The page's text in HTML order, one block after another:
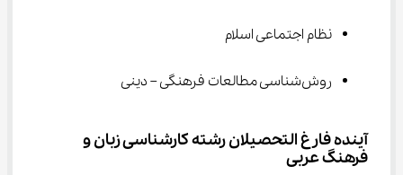
نظام اجتماعی اسلام
روش‌شناسی مطالعات فرهنگی – دینی
آینده فارغ التحصیلان رشته کارشناسی زبان و
فرهنگ عربی